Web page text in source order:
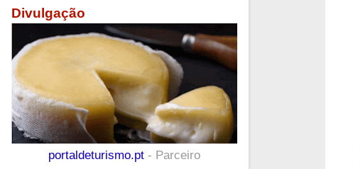
Divulgação
portaldeturismo.pt - Parceiro